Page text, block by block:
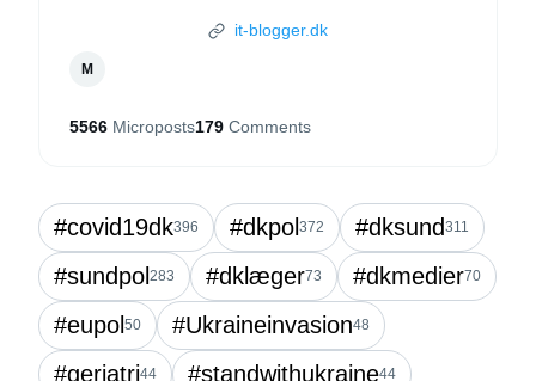
it-blogger.dk
M
5566 Microposts179 Comments
#covid19dk396 #dkpol 372 #dksund 311
#sundpol 283 #dklæger73 #dkmedier70
#eupol 50 #Ukraineinvasion48
#geriatri44 #standwithukraine44